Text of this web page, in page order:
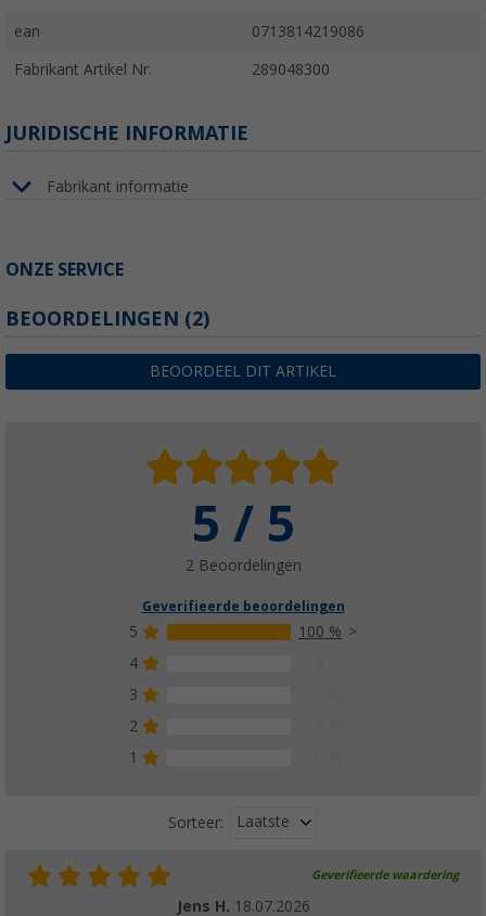
ean 0713814219086
Fabrikant Artikel Nr. 289048300
JURIDISCHE INFORMATIE
Fabrikant informatie
ONZE SERVICE
BEOORDELINGEN (2)
BEOORDEEL DIT ARTIKEL
5 / 5
2 Beoordelingen
Geverifieerde beoordelingen
5
100 %
4
3
2
1
Sorteer: Laatste
Geverifieerde waardering
Jens H. 18.07.2026